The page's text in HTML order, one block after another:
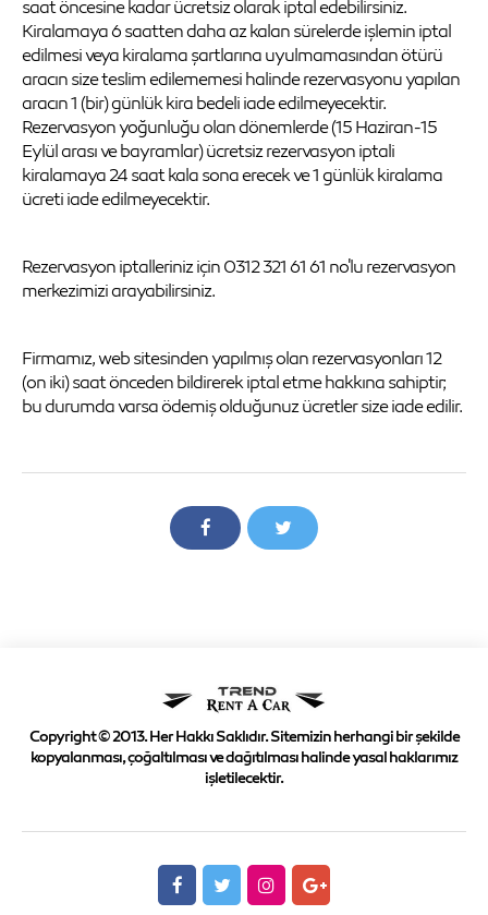
saat öncesine kadar ücretsiz olarak iptal edebilirsiniz.
Kiralamaya 6 saatten daha az kalan sürelerde işlemin iptal
edilmesi veya kiralama şartlarına uyulmamasından ötürü
aracın size teslim edilememesi halinde rezervasyonu yapılan
aracın 1 (bir) günlük kira bedeli iade edilmeyecektir.
Rezervasyon yoğunluğu olan dönemlerde (15 Haziran-15
Eylül arası ve bayramlar) ücretsiz rezervasyon iptali
kiralamaya 24 saat kala sona erecek ve 1 günlük kiralama
ücreti iade edilmeyecektir.
Rezervasyon iptalleriniz için 0312 321 61 61 no'lu rezervasyon
merkezimizi arayabilirsiniz.
Firmamız, web sitesinden yapılmış olan rezervasyonları 12
(on iki) saat önceden bildirerek iptal etme hakkına sahiptir;
bu durumda varsa ödemiş olduğunuz ücretler size iade edilir.
Copyright © 2013. Her Hakkı Saklıdır. Sitemizin herhangi bir şekilde
kopyalanması, çoğaltılması ve dağıtılması halinde yasal haklarımız
işletilecektir.